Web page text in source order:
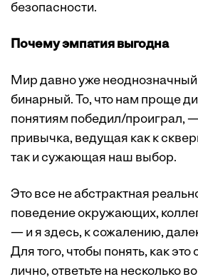
безопасности.
Почему эмпатия выгодна
Мир давно уже неоднозначный
бинарный. То, что нам проще
понятиям победил/проиграл,
привычка, ведущая как к
так и сужающая наш выбор.
Это все не абстрактная
поведение окружающих,
— и я здесь, к сожалению,
Для того, чтобы понять, как это
лично, ответьте на несколько